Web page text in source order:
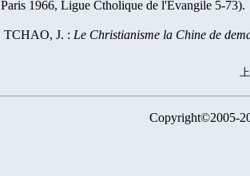
Paris 1966, Ligue Ctholique de l'Evangile 5-73).
TCHAO, J. : Le Christianisme la Chine de
Copyright©2005-